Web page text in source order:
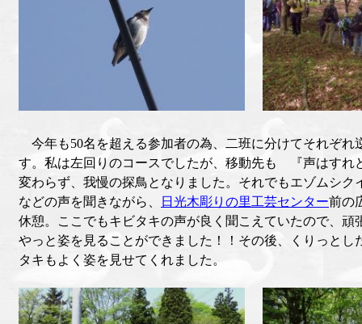
今年も50名を超える参加者の為、二班に分けてそれぞれ
す。私は左回りのコースでしたが、移動先も 『声はす
変わらず、我慢の探鳥となりました。それでもエゾムシク
などの声を聞きながら、
日光木彫りの里工芸センター前の
休憩。ここでもキビタキの声が良く聞こえていたので、頑
やっと姿を見ることができました！！その後、くりっとし
タキもよく姿を見せてくれました。